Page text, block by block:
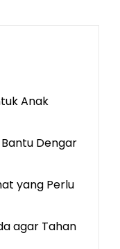
Anak
Dengar
yang Perlu
agar Tahan